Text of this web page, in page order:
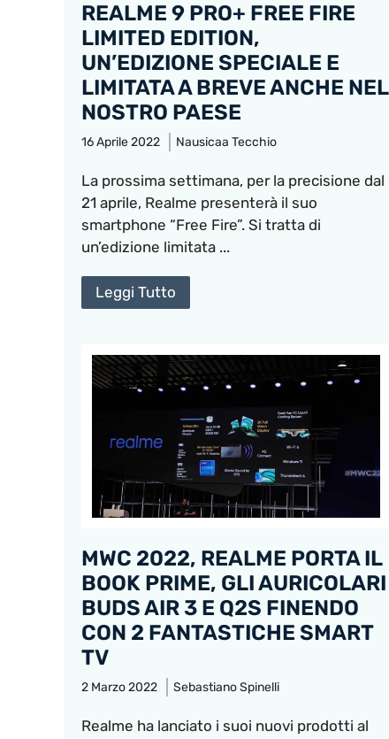
REALME 9 PRO+ FREE FIRE
LIMITED EDITION,
UN’EDIZIONE SPECIALE E
LIMITATA A BREVE ANCHE NEL
NOSTRO PAESE
16 Aprile 2022 Nausicaa Tecchio
La prossima settimana, per la precisione dal
21 aprile, Realme presenterà il suo
smartphone “Free Fire”. Si tratta di
un’edizione limitata ...
Leggi Tutto
MWC 2022, REALME PORTA IL
BOOK PRIME, GLI AURICOLARI
BUDS AIR 3 E Q2S FINENDO
CON 2 FANTASTICHE SMART
TV
2 Marzo 2022 Sebastiano Spinelli
Realme ha lanciato i suoi nuovi prodotti al